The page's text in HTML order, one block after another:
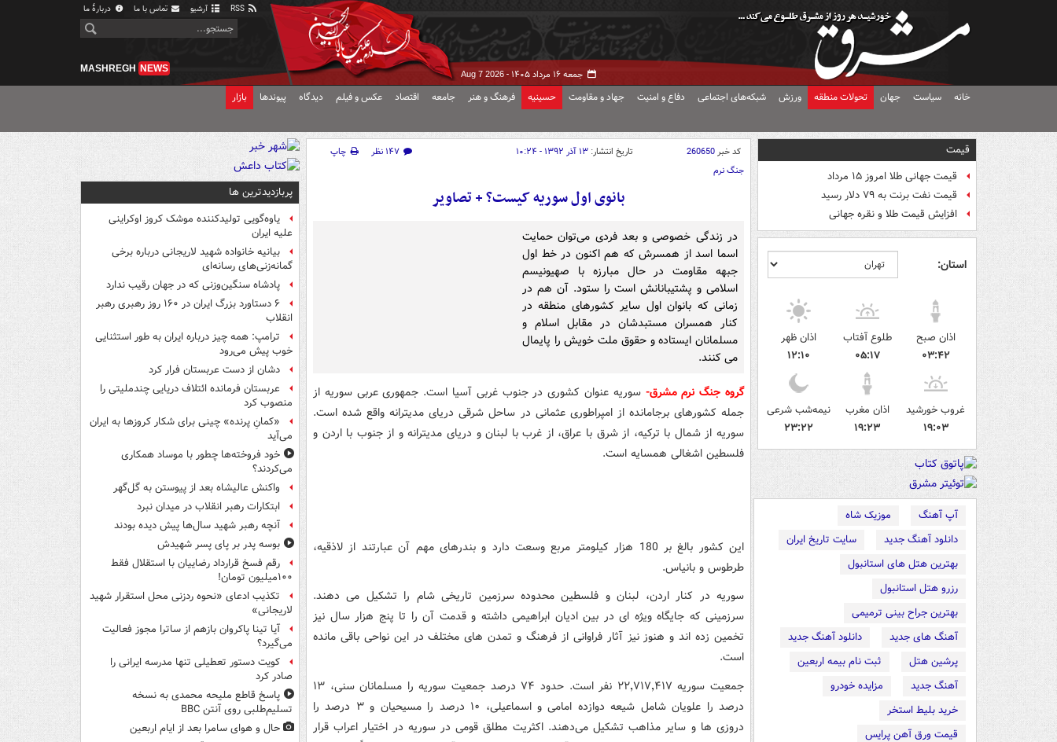
آرشیو تماس با ما دربارهٔ ما
جمعه ۱۶ مرداد ۱۴۰۵ - Aug 7 2026
MASHREGH NEWS
خانه سیاست جهان تحولات منطقه ورزش شبکه‌های اجتماعی دفاع و امنیت جهاد و مقاومت حسینیه فرهنگ و هنر جامعه اقتصاد عکس و فیلم دیدگاه پیوندها بازار
قیمت
قیمت جهانی طلا امروز ۱۵ مرداد
قیمت نفت برنت به ۷۹ دلار رسید
افزایش قیمت طلا و نقره جهانی
استان:
اذان صبح
۰۳:۴۲
طلوع آفتاب
۰۵:۱۷
اذان ظهر
۱۲:۱۰
غروب خورشید
۱۹:۰۳
اذان مغرب
۱۹:۲۳
نیمه‌شب شرعی
۲۳:۲۲
آپ آهنگ
موزیک شاه
دانلود آهنگ جدید
سایت تاریخ ایران
بهترین هتل های استانبول
رزرو هتل استانبول
بهترین جراح بینی ترمیمی
آهنگ های جدید
دانلود آهنگ جدید
پرشین هتل
ثبت نام بیمه اربعین
آهنگ جدید
مزایده خودرو
خرید بلیط استخر
قیمت ورق آهن پرایس
کد خبر260650 تاریخ انتشار: ۱۳ آذر ۱۳۹۲ - ۱۰:۲۴ ۱۴۷ نظر
چاپ
جنگ نرم
بانوی اول سوریه کیست؟ + تصاویر
در زندگی خصوصی و بعد فردی می‌توان حمایت
اسما اسد از همسرش که هم اکنون در خط اول
جبهه مقاومت در حال مبارزه با صهیونیسم
اسلامی و پشتیبانانش است را ستود. آن هم در
زمانی که بانوان اول سایر کشورهای منطقه در
کنار همسران مستبدشان در مقابل اسلام و
مسلمانان ایستاده و حقوق ملت خویش را پایمال
می کنند.
گروه جنگ نرم مشرق-سوریه عنوان کشوری در جنوب غربی آسیا است. جمهوری عربی سوریه از
جمله کشورهای برجامانده از امپراطوری عثمانی در ساحل شرقی دریای مدیترانه واقع شده است.
سوریه از شمال با ترکیه، از شرق با عراق، از غرب با لبنان و دریای مدیترانه و از جنوب با اردن و
فلسطین اشغالی همسایه ‌است.
این کشور بالغ بر 180 هزار کیلومتر مربع وسعت دارد و بندرهای مهم آن عبارتند از لاذقیه،
طرطوس و بانیاس.
سوریه در کنار اردن، لبنان و فلسطین محدوده سرزمین تاریخی شام را تشکیل می دهند.
سرزمینی که جایگاه ویژه ای در بین ادیان ابراهیمی داشته و قدمت آن را تا پنج هزار سال نیز
تخمین زده اند و هنوز نیز آثار فراوانی از فرهنگ و تمدن های مختلف در این نواحی باقی مانده
است.
جمعیت سوریه
۲۲٬۷۱۷٬۴۱۷ نفر است.
حدود ۷۴ درصد جمعیت سوریه را مسلمانان سنی، ۱۳
درصد را علویان شامل شیعه دوازده ‌امامی و اسماعیلی، ۱۰ درصد را مسیحیان و ۳ درصد را
دروزی ها و سایر مذاهب تشکیل می‌دهند. اکثریت مطلق قومی در سوریه در اختیار اعراب قرار
پربازدیدترین ها
یاوه‌گویی تولیدکننده موشک کروز اوکراینی
علیه ایران
بیانیه خانواده شهید لاریجانی درباره برخی
گمانه‌زنی‌های رسانه‌ای
پادشاه سنگین‌وزنی که در جهان رقیب ندارد
۶ دستاورد بزرگ ایران در ۱۶۰ روز رهبری رهبر
انقلاب
ترامپ: همه چیز درباره ایران به طور استثنایی
خوب پیش می‌رود
دشان از دست عربستان فرار کرد
عربستان فرمانده ائتلاف دریایی چندملیتی را
منصوب کرد
«کمانِ پرنده» چینی برای شکار کروزها به ایران
می‌آید
خود فروخته‌ها چطور با موساد همکاری
می‌کردند؟
واکنش عالیشاه بعد از پیوستن به گل‌گهر
ابتکارات رهبر انقلاب در میدان نبرد
آنچه رهبر شهید سال‌ها پیش دیده بودند
بوسه‌ پدر بر پای پسر شهیدش
رقم فسخ قرارداد رضاییان با استقلال فقط
۱۰۰میلیون تومان!
تکذیب ادعای «نحوه ردزنی محل استقرار شهید
لاریجانی»
آیا تینا پاکروان بازهم از ساترا مجوز فعالیت
می‌گیرد؟
کویت دستور تعطیلی تنها مدرسه ایرانی را
صادر کرد
پاسخ قاطع ملیحه محمدی به نسخه
تسلیم‌طلبی روی آنتن BBC
حال و هوای سامرا بعد از ایام اربعین